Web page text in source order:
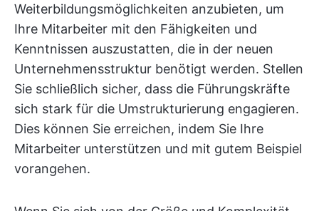
Weiterbildungsmöglichkeiten anzubieten, um
Ihre Mitarbeiter mit den Fähigkeiten und
Kenntnissen auszustatten, die in der neuen
Unternehmensstruktur benötigt werden. Stellen
Sie schließlich sicher, dass die Führungskräfte
sich stark für die Umstrukturierung engagieren.
Dies können Sie erreichen, indem Sie Ihre
Mitarbeiter unterstützen und mit gutem Beispiel
vorangehen.